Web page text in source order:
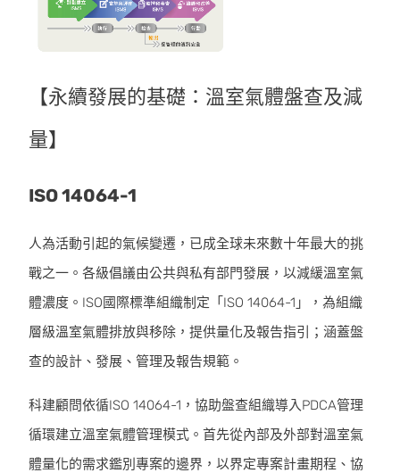
【永續發展的基礎：溫室氣體盤查及減
量】
ISO 14064-1
人為活動引起的氣候變遷，已成全球未來數十年最大的挑
戰之一。各級倡議由公共與私有部門發展，以減緩溫室氣
體濃度。ISO國際標準組織制定「ISO 14064-1」，為組織
層級溫室氣體排放與移除，提供量化及報告指引；涵蓋盤
查的設計、發展、管理及報告規範。
科建顧問依循ISO 14064-1，協助盤查組織導入PDCA管理
循環建立溫室氣體管理模式。首先從內部及外部對溫室氣
體量化的需求鑑別專案的邊界，以界定專案計畫期程、協